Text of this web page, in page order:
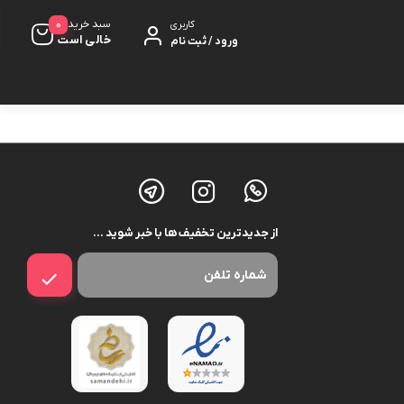
کاربری
ورود / ثبت نام
سبد خرید
خالی است
0
کت مزونی
از جدیدترین تخفیف ها با خبر شوید …